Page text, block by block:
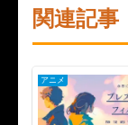
関連記事
アニメ